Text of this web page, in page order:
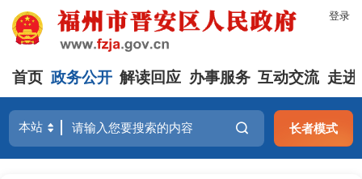
登录
首页 政务公开 解读回应 办事服务 互动交流 走进
长者模式